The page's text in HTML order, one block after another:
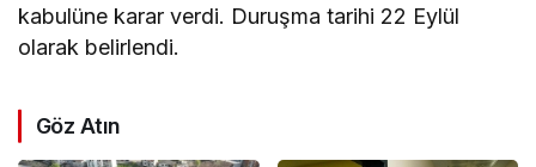
kabulüne karar verdi. Duruşma tarihi 22 Eylül
olarak belirlendi.
Göz Atın